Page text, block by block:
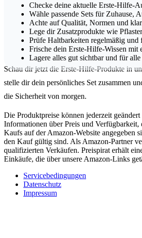
Checke deine aktuelle Erste-Hilfe-
Wähle passende Sets für Zuhause,
Achte auf Qualität, Normen und
Lege dir Zusatzprodukte wie
Prüfe Haltbarkeiten regelmäßig und
Frische dein Erste-Hilfe-Wissen mit
Lagere alles gut sichtbar und für alle
Schau dir jetzt die Erste-Hilfe-Produkte in
stelle dir dein persönliches Set zusammen
die Sicherheit von morgen.
Die Produktpreise können jederzeit
Informationen über Preis und Verfügbarkeit,
Kaufs auf der Amazon-Website angegeben
den Kauf gültig sind. Als Amazon-Partner
qualifizierten Verkäufen. Preispirat erhält
Einkäufe, die über unsere Amazon-Links
Servicebedingungen
Datenschutz
Impressum